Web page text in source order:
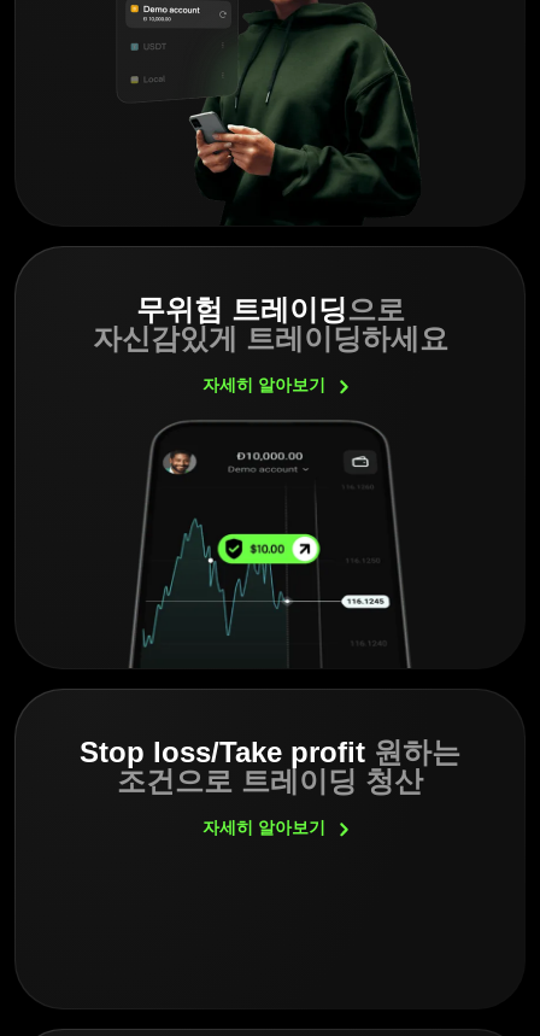
무위험 트레이딩으로
자신감있게 트레이딩하세요
자세히 알아보기
Stop loss/Take profit 원하는
조건으로 트레이딩 청산
자세히 알아보기